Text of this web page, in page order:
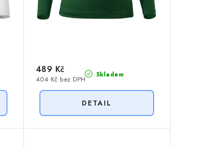
Skladem
404 Kč bez DPH
489 Kč